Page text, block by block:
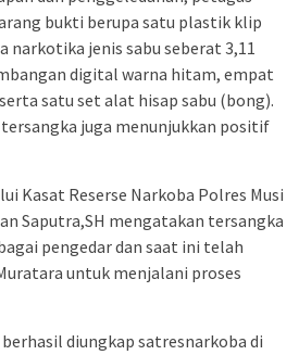
bukti berupa satu plastik klip
narkotika jenis sabu seberat 3,11
digital warna hitam, empat
satu set alat hisap sabu (bong).
juga menunjukkan positif
Kasat Reserse Narkoba Polres Musi
Saputra,SH mengatakan tersangka
pengedar dan saat ini telah
untuk menjalani proses
diungkap satresnarkoba di